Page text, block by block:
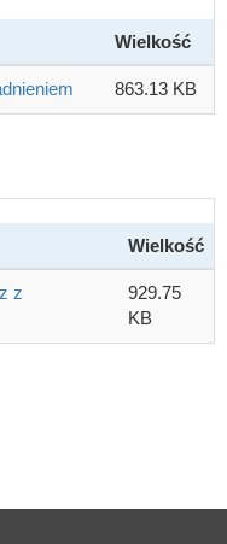
Wielkość
863.13 KB
Wielkość
z
929.75
KB